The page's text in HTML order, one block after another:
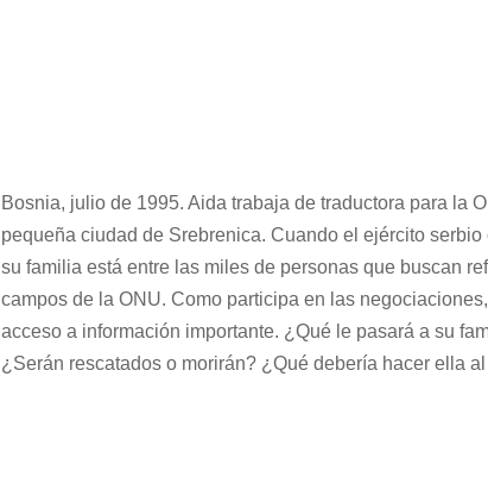
Bosnia, julio de 1995. Aida trabaja de traductora para la
pequeña ciudad de Srebrenica. Cuando el ejército serbio
su familia está entre las miles de personas que buscan
campos de la ONU. Como participa en las
acceso a información importante. ¿Qué le pasará a su
¿Serán rescatados o morirán? ¿Qué debería hacer ella